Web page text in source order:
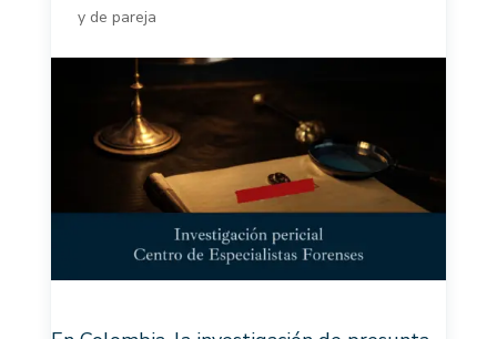
y de pareja